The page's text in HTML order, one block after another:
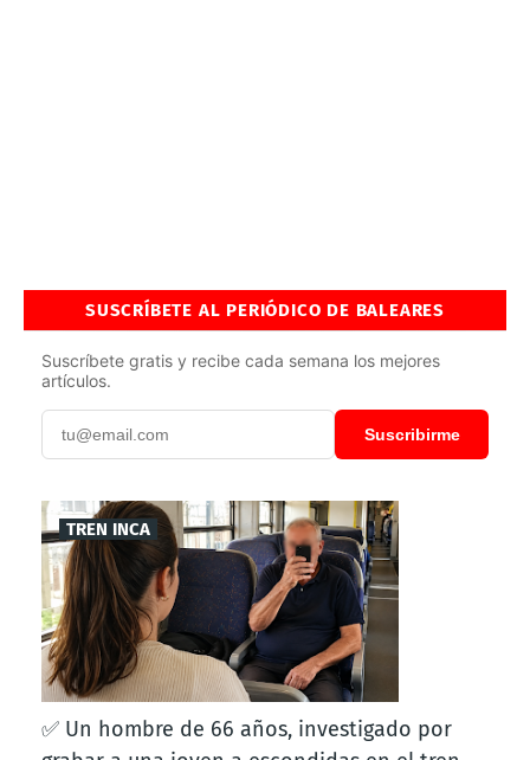
SUSCRÍBETE AL PERIÓDICO DE BALEARES
Suscríbete gratis y recibe cada semana los mejores
artículos.
Suscribirme
TREN INCA
✅ Un hombre de 66 años, investigado por